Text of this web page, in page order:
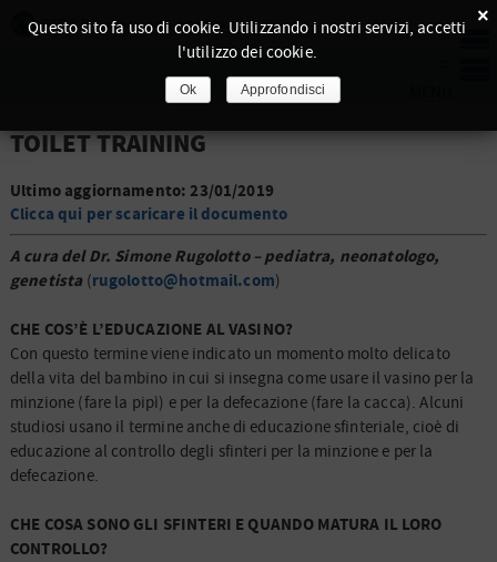
TOILET TRAINING
Ultimo aggiornamento: 23/01/2019
Clicca qui per scaricare il documento
A cura del Dr. Simone Rugolotto – pediatra, neonatologo,
genetista (rugolotto@hotmail.com)
CHE COS’È L’EDUCAZIONE AL VASINO?
Con questo termine viene indicato un momento molto delicato
della vita del bambino in cui si insegna come usare il vasino per la
minzione (fare la pipì) e per la defecazione (fare la cacca). Alcuni
studiosi usano il termine anche di educazione sfinteriale, cioè di
educazione al controllo degli sfinteri per la minzione e per la
defecazione.
CHE COSA SONO GLI SFINTERI E QUANDO MATURA IL LORO
CONTROLLO?
×
Questo sito fa uso di cookie. Utilizzando i nostri servizi, accetti
l'utilizzo dei cookie.
Ok Approfondisci